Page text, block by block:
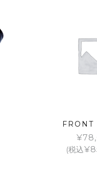
¥
(税込¥